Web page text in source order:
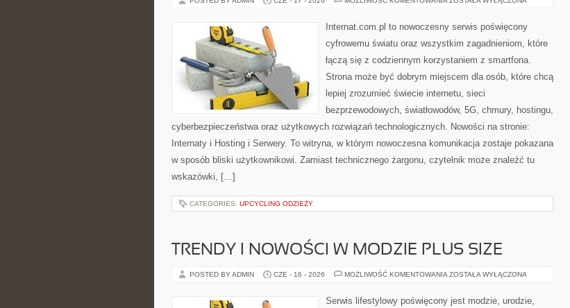
Internat.com.pl to nowoczesny serwis poświęcony
cyfrowemu światu oraz wszystkim zagadnieniom, które
łączą się z codziennym korzystaniem z smartfona.
Strona może być dobrym miejscem dla osób, które chcą
lepiej zrozumieć świecie internetu, sieci
bezprzewodowych, światłowodów, 5G, chmury, hostingu,
cyberbezpieczeństwa oraz użytkowych rozwiązań technologicznych. Nowości na stronie:
Internaty i Hosting i Serwery. To witryna, w którym nowoczesna komunikacja zostaje pokazana
w sposób bliski użytkownikowi. Zamiast technicznego żargonu, czytelnik może znaleźć tu
wskazówki, […]
CATEGORIES: UPCYCLING ODZIEŻY
TRENDY I NOWOŚCI W MODZIE PLUS SIZE
POSTED BY ADMIN CZE - 16 - 2026 MOŻLIWOŚĆ KOMENTOWANIA TRENDY
W
MODZIE
ZOSTAŁA WYŁĄCZONA
Serwis lifestylowy poświęcony jest modzie, urodzie,